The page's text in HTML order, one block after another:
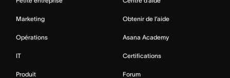
Marketing
Opérations
IT
Produit
Obtenir de l’aide
Asana Academy
Certifications
Forum